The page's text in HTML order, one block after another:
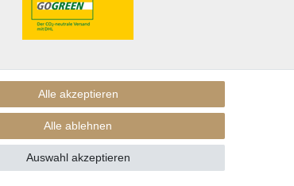
Alle akzeptieren
Alle ablehnen
Auswahl akzeptieren